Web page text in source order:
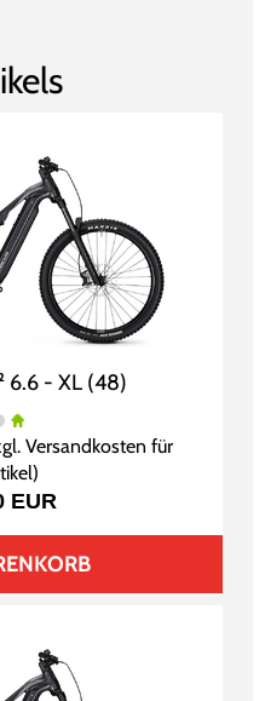
6.6 - XL (48)
Versandkosten für
)
EUR